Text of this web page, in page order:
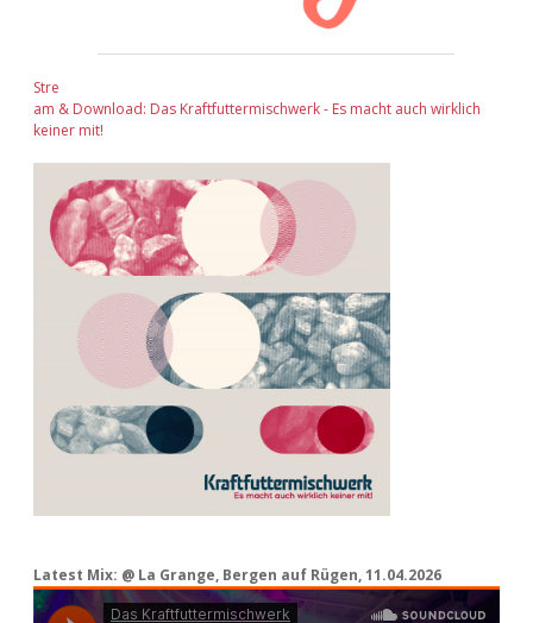
Stre
am & Download: Das Kraftfuttermischwerk - Es macht auch wirklich
keiner mit!
Latest Mix: @ La Grange, Bergen auf Rügen, 11.04.2026